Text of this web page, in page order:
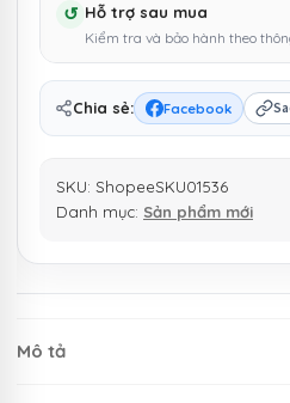
↺ Hỗ trợ sau mua
Kiểm tra và bảo hành theo
Chia sẻ: Facebook
SKU: ShopeeSKU01536
Danh mục: Sản phẩm mới
Mô tả